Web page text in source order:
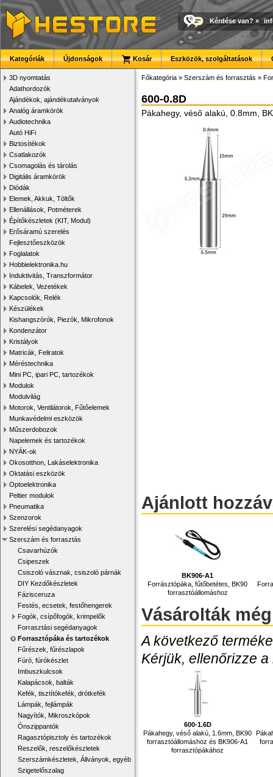
Kérdése van? »
Kategóriák Újdonságok Kosár Eszközök, szolgáltatások
3D nyomtatás
Adathordozók
Ajándékok, ajándékutalványok
Analóg áramkörök
Audiotechnika
Autó HiFi
Biztosítékok
Csatlakozók
Csomagolás és tárolás
Digitális áramkörök
Diódák
Elemek, Akkuk, Töltők
Ellenállások, Potméterek
Építőkészletek (KIT, Modul)
Erősáramú szerelés
Fejlesztőeszközök
Foglalatok
Hobbielektronika.hu
Induktivitás, Transzformátor
Kábelek, Vezetékek
Kapcsolók, Relék
Készülékek
Kishangszórók, Piezók, Mikrofonok
Kondenzátor
Kristályok
Matricák, Feliratok
Méréstechnika
Mini PC, ipari PC, tartozékok
Modulok
Modulvilág
Motorok, Ventilátorok, Fűtőelemek
Munkavédelmi eszközök
Műszerdobozok
Napelemek és tartozékok
NYÁK-ok
Okosotthon, Lakáselektronika
Oktatási eszközök
Optoelektronika
Peltier modulok
Pneumatika
Szenzorok
Szerelési segédanyagok
Szerszám és forrasztás
Csavarhúzók
Csipeszek
Csiszoló vásznak, csiszoló párnák
DIY Kezdőkészletek
Fázisceruza
Festés, ecsetek, festőhengerek
Fogók, csípőfogók, krimpelők
Forrasztási segédanyagok
Forrasztópáka és tartozékok
Fűrészek, fűrészlapok
Fúró, fúrókészlet
Imbuszkulcsok
Kalapácsok, balták
Kefék, tisztítókefék, drótkefék
Lámpák, fejlámpák
Nagyítók, Mikroszkópok
Ónszippantók
Ragasztópisztoly és tartozékok
Reszelők, reszelőkészletek
Szerszámkészletek, Állványok, egyéb
Szigetelőszalag
Főkategória » Szerszám és forrasztás »
600-0.8D
Pákahegy, véső alakú, 0.8mm,
Ajánlott
BK906-A1
Forrásztópáka, fűtőbetétes, BK90
forrasztóállomáshoz
Vásárolták még
A következő
Kérjük, ellenőrizze
600-1.6D
Pákahegy, véső alakú, 1.6mm, BK90
forrasztóállomáshoz és BK906-A1
forrasztópákához